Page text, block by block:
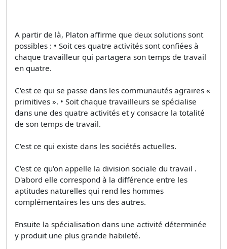
A partir de là, Platon affirme que deux solutions sont
possibles : • Soit ces quatre activités sont confiées à
chaque travailleur qui partagera son temps de travail
en quatre.
C'est ce qui se passe dans les communautés agraires «
primitives ». • Soit chaque travailleurs se spécialise
dans une des quatre activités et y consacre la totalité
de son temps de travail.
C'est ce qui existe dans les sociétés actuelles.
C'est ce qu'on appelle la division sociale du travail .
D'abord elle correspond à la différence entre les
aptitudes naturelles qui rend les hommes
complémentaires les uns des autres.
Ensuite la spécialisation dans une activité déterminée
y produit une plus grande habileté.